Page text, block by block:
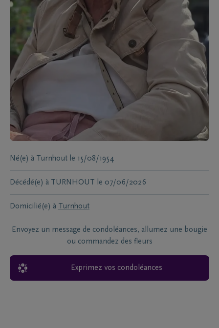
Né(e) à Turnhout le 15/08/1954
Décédé(e) à TURNHOUT le 07/06/2026
Domicilié(e) à Turnhout
Envoyez un message de condoléances, allumez une bougie
ou commandez des fleurs
Exprimez vos condoléances